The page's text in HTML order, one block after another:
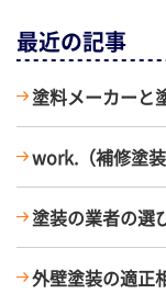
最近の記事
塗料メーカーと
work.（補修塗装
塗装の業者の選
外壁塗装の適正